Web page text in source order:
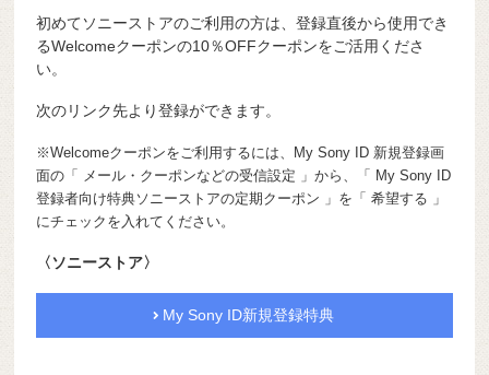
初めてソニーストアのご利用の方は、登録直後から使用でき
るWelcomeクーポンの10％OFFクーポンをご活用くださ
い。
次のリンク先より登録ができます。
※Welcomeクーポンをご利用するには、My Sony ID 新規登録画
面の「 メール・クーポンなどの受信設定 」から、「 My Sony ID
登録者向け特典ソニーストアの定期クーポン 」を「 希望する 」
にチェックを入れてください。
〈ソニーストア〉
My Sony ID新規登録特典